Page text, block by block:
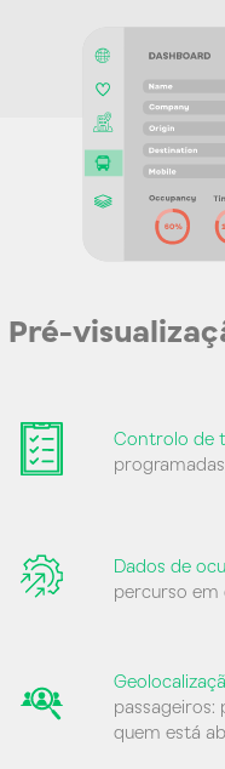
Pré-
Controlo de
Dados de
percurso em
passageiros:
quem está